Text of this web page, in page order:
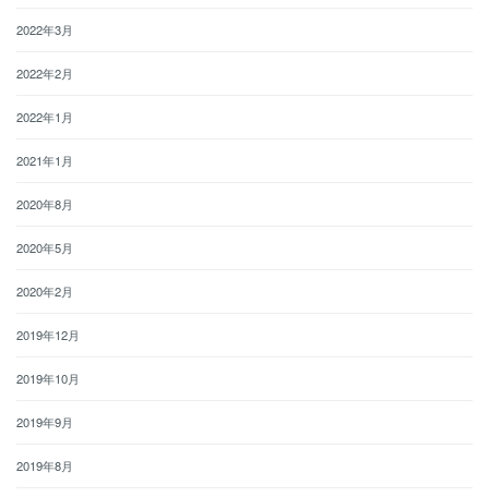
2022年3月
2022年2月
2022年1月
2021年1月
2020年8月
2020年5月
2020年2月
2019年12月
2019年10月
2019年9月
2019年8月